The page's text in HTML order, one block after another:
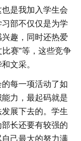
是我加入学生会
部不仅仅是为学
趣，同时还热爱
比赛”等，这些竞争
文采。
每一项活动了如
力，最起码就是
展下去的。学生
长还要有较强的
己最大的努力满